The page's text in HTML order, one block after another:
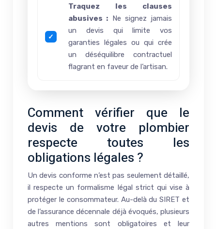
Traquez les clauses
abusives : Ne signez jamais
un devis qui limite vos
garanties légales ou qui crée
un déséquilibre contractuel
flagrant en faveur de l’artisan.
Comment vérifier que le
devis de votre plombier
respecte toutes les
obligations légales ?
Un devis conforme n’est pas seulement détaillé,
il respecte un formalisme légal strict qui vise à
protéger le consommateur. Au-delà du SIRET et
de l’assurance décennale déjà évoqués, plusieurs
autres mentions sont obligatoires et leur